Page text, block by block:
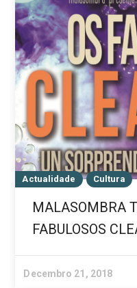
Actualidade Cultura
MALASOMBRA
FABULOSOS
Decembro 21, 2018